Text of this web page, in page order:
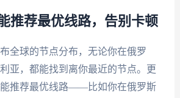
推荐最优线路，告别卡顿
全球的节点分布，无论你在俄罗
亚，都能找到离你最近的节点。更
推荐最优线路——比如你在俄罗斯